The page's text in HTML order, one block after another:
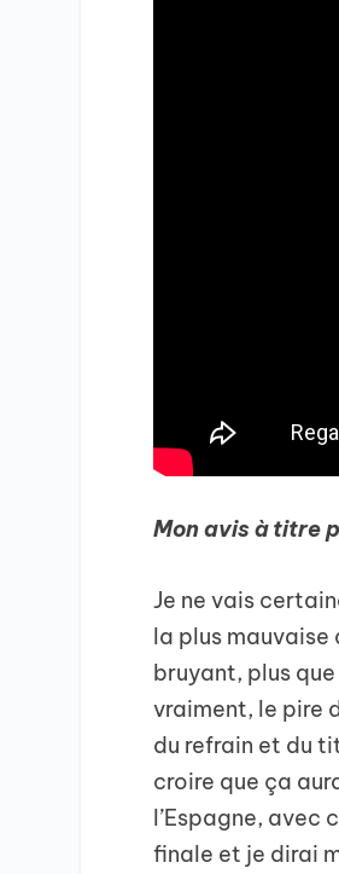
Mon avis à titre
Je ne vais
la plus mauvaise
bruyant, plus
vraiment, le pire
du refrain et du
croire que ça
l’Espagne, avec
finale et je dirai